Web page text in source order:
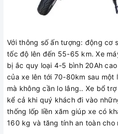
Với thông số ấn tượng: động cơ
tốc độ lên đến 55-65 km. Xe
bị ắc quy loại 4-5 bình 20Ah
của xe lên tới 70-80km sau một
mà không cần lo lắng.. Xe bổ
kể cả khi quý khách đi vào
thống lốp liền xăm giúp xe có
160 kg và tăng tính an toàn cho